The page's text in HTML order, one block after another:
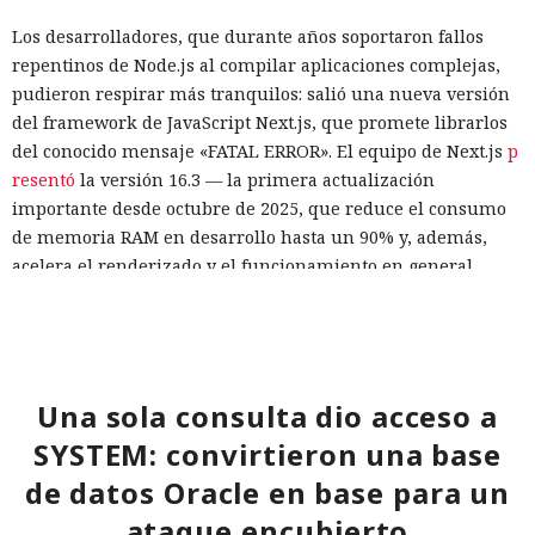
Los desarrolladores, que durante años soportaron fallos
repentinos de Node.js al compilar aplicaciones complejas,
pudieron respirar más tranquilos: salió una nueva versión
del framework de JavaScript Next.js, que promete librarlos
del conocido mensaje «FATAL ERROR». El equipo de Next.js p
resentó la versión 16.3 — la primera actualización
importante desde octubre de 2025, que reduce el consumo
de memoria RAM en desarrollo hasta un 90% y, además,
acelera el renderizado y el funcionamiento en general.
disco y el desplazamiento de datos no utilizados a disco. Una
instancia con 50 rutas (páginas separadas) ahora consume
alrededor de 840 megabytes en lugar de los anteriores 4,6
gigabytes — un ahorro de aproximadamente el 82%.
Una sola consulta dio acceso a
SYSTEM: convirtieron una base
de datos Oracle en base para un